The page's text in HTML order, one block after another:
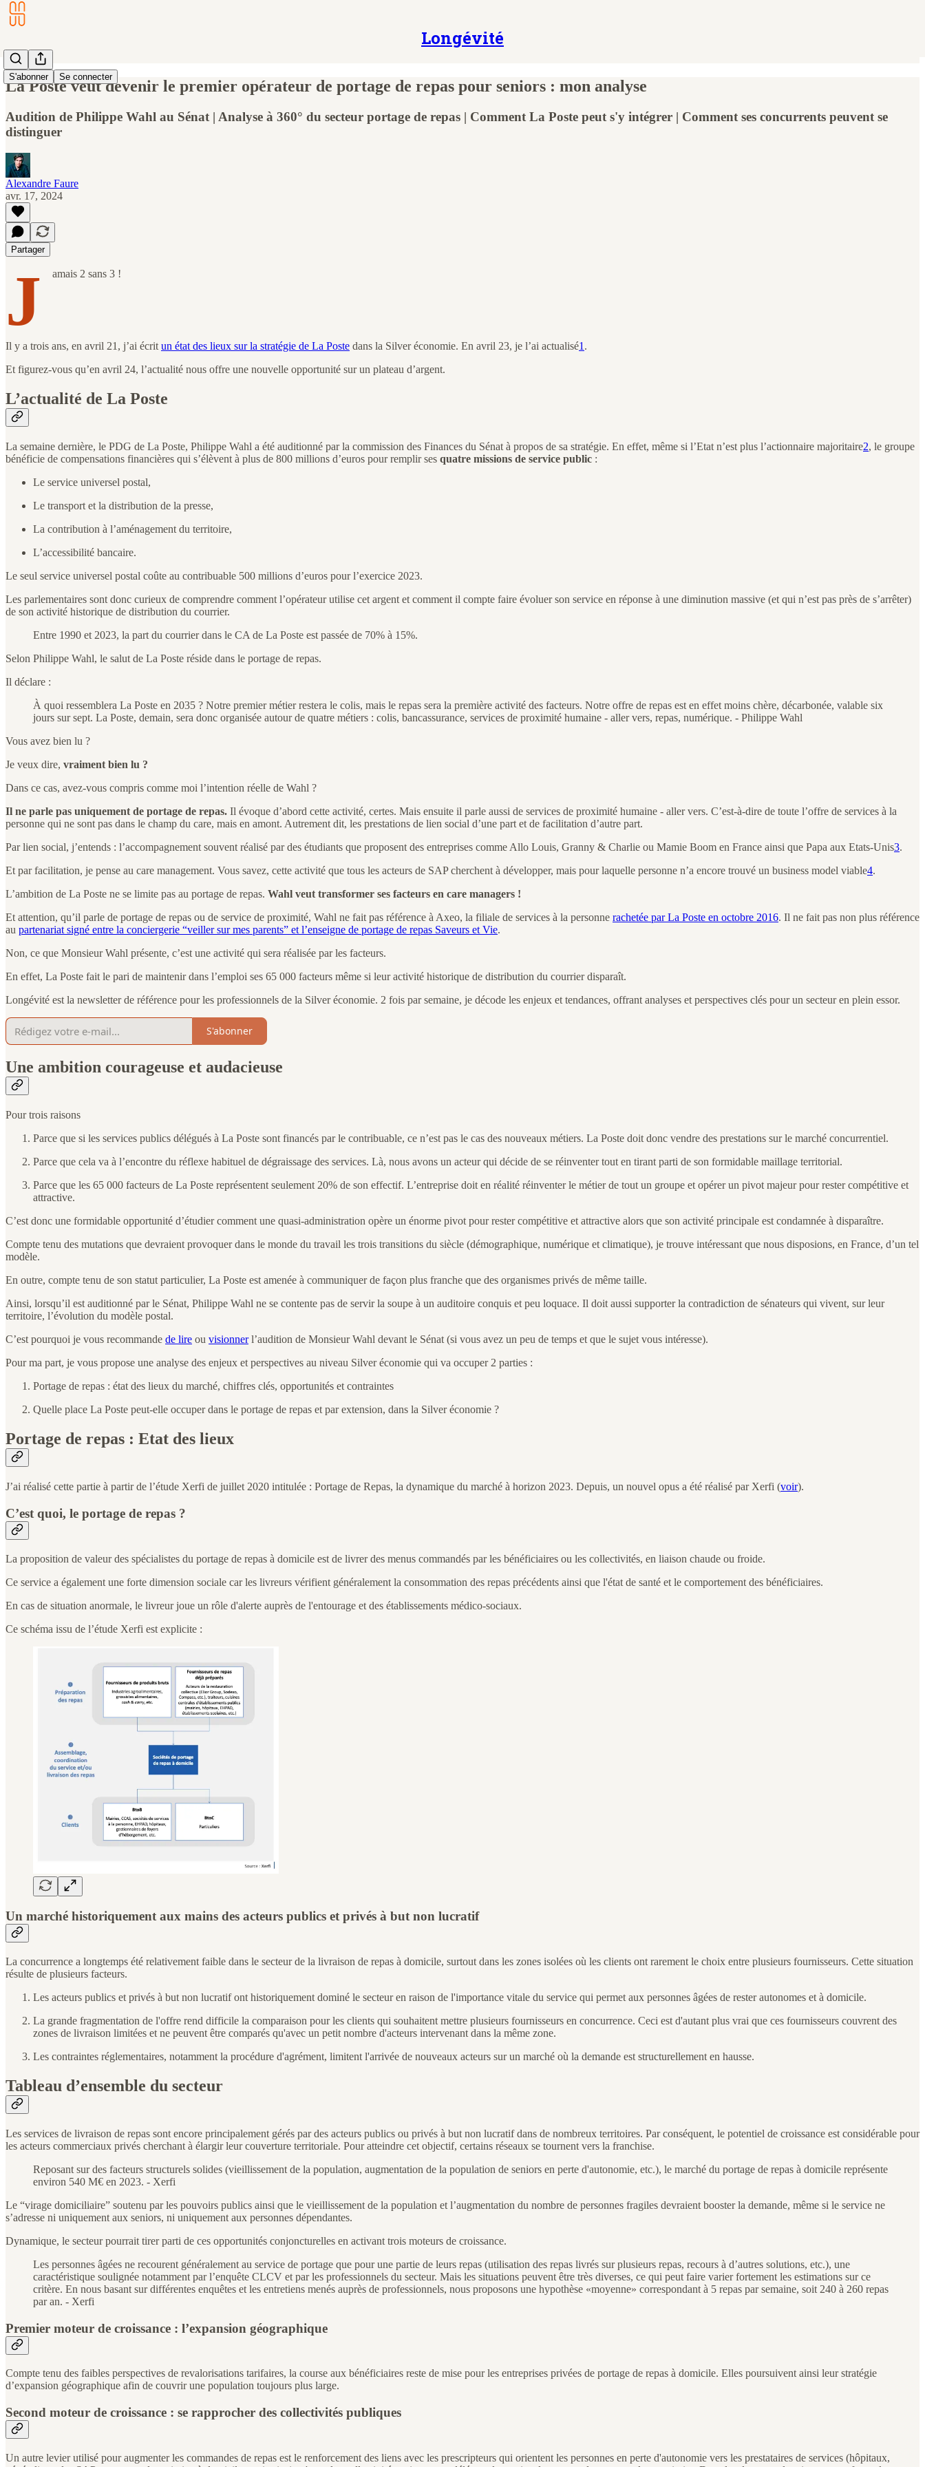
Longévité
S'abonner Se connecter
La Poste veut devenir le premier opérateur de portage de repas pour seniors : mon analyse
Audition de Philippe Wahl au Sénat | Analyse à 360° du secteur portage de repas | Comment La Poste peut s'y intégrer | Comment ses concurrents peuvent se
distinguer
Alexandre Faure
avr. 17, 2024
Partager
J amais 2 sans 3 !
Il y a trois ans, en avril 21, j’ai écrit un état des lieux sur la stratégie de La Poste dans la Silver économie. En avril 23, je l’ai actualisé1 .
Et figurez-vous qu’en avril 24, l’actualité nous offre une nouvelle opportunité sur un plateau d’argent.
L’actualité de La Poste
La semaine dernière, le PDG de La Poste, Philippe Wahl a été auditionné par la commission des Finances du Sénat à propos de sa stratégie. En effet, même si l’Etat n’est plus l’actionnaire majoritaire2, le groupe
bénéficie de compensations financières qui s’élèvent à plus de 800 millions d’euros pour remplir ses quatre missions de service public :
Le service universel postal,
Le transport et la distribution de la presse,
La contribution à l’aménagement du territoire,
L’accessibilité bancaire.
Le seul service universel postal coûte au contribuable 500 millions d’euros pour l’exercice 2023.
Les parlementaires sont donc curieux de comprendre comment l’opérateur utilise cet argent et comment il compte faire évoluer son service en réponse à une diminution massive (et qui n’est pas près de s’arrêter)
de son activité historique de distribution du courrier.
Entre 1990 et 2023, la part du courrier dans le CA de La Poste est passée de 70% à 15%.
Selon Philippe Wahl, le salut de La Poste réside dans le portage de repas.
Il déclare :
À quoi ressemblera La Poste en 2035 ? Notre premier métier restera le colis, mais le repas sera la première activité des facteurs. Notre offre de repas est en effet moins chère, décarbonée, valable six
jours sur sept. La Poste, demain, sera donc organisée autour de quatre métiers : colis, bancassurance, services de proximité humaine - aller vers, repas, numérique. - Philippe Wahl
Vous avez bien lu ?
Je veux dire, vraiment bien lu ?
Dans ce cas, avez-vous compris comme moi l’intention réelle de Wahl ?
Il ne parle pas uniquement de portage de repas. Il évoque d’abord cette activité, certes. Mais ensuite il parle aussi de services de proximité humaine - aller vers. C’est-à-dire de toute l’offre de services à la
personne qui ne sont pas dans le champ du care, mais en amont. Autrement dit, les prestations de lien social d’une part et de facilitation d’autre part.
Par lien social, j’entends : l’accompagnement souvent réalisé par des étudiants que proposent des entreprises comme Allo Louis, Granny & Charlie ou Mamie Boom en France ainsi que Papa aux Etats-Unis3.
Et par facilitation, je pense au care management. Vous savez, cette activité que tous les acteurs de SAP cherchent à développer, mais pour laquelle personne n’a encore trouvé un business model viable4.
L’ambition de La Poste ne se limite pas au portage de repas. Wahl veut transformer ses facteurs en care managers !
Et attention, qu’il parle de portage de repas ou de service de proximité, Wahl ne fait pas référence à Axeo, la filiale de services à la personne rachetée par La Poste en octobre 2016. Il ne fait pas non plus référence
au partenariat signé entre la conciergerie “veiller sur mes parents” et l’enseigne de portage de repas Saveurs et Vie.
Non, ce que Monsieur Wahl présente, c’est une activité qui sera réalisée par les facteurs.
En effet, La Poste fait le pari de maintenir dans l’emploi ses 65 000 facteurs même si leur activité historique de distribution du courrier disparaît.
Longévité est la newsletter de référence pour les professionnels de la Silver économie. 2 fois par semaine, je décode les enjeux et tendances, offrant analyses et perspectives clés pour un secteur en plein essor.
S'abonner
Une ambition courageuse et audacieuse
Pour trois raisons
Parce que si les services publics délégués à La Poste sont financés par le contribuable, ce n’est pas le cas des nouveaux métiers. La Poste doit donc vendre des prestations sur le marché concurrentiel.
Parce que cela va à l’encontre du réflexe habituel de dégraissage des services. Là, nous avons un acteur qui décide de se réinventer tout en tirant parti de son formidable maillage territorial.
Parce que les 65 000 facteurs de La Poste représentent seulement 20% de son effectif. L’entreprise doit en réalité réinventer le métier de tout un groupe et opérer un pivot majeur pour rester compétitive et
attractive.
C’est donc une formidable opportunité d’étudier comment une quasi-administration opère un énorme pivot pour rester compétitive et attractive alors que son activité principale est condamnée à disparaître.
Compte tenu des mutations que devraient provoquer dans le monde du travail les trois transitions du siècle (démographique, numérique et climatique), je trouve intéressant que nous disposions, en France, d’un tel
modèle.
En outre, compte tenu de son statut particulier, La Poste est amenée à communiquer de façon plus franche que des organismes privés de même taille.
Ainsi, lorsqu’il est auditionné par le Sénat, Philippe Wahl ne se contente pas de servir la soupe à un auditoire conquis et peu loquace. Il doit aussi supporter la contradiction de sénateurs qui vivent, sur leur
territoire, l’évolution du modèle postal.
C’est pourquoi je vous recommande de lire ou visionnerl’audition de Monsieur Wahl devant le Sénat (si vous avez un peu de temps et que le sujet vous intéresse).
Pour ma part, je vous propose une analyse des enjeux et perspectives au niveau Silver économie qui va occuper 2 parties :
Portage de repas : état des lieux du marché, chiffres clés, opportunités et contraintes
Quelle place La Poste peut-elle occuper dans le portage de repas et par extension, dans la Silver économie ?
Portage de repas : Etat des lieux
J’ai réalisé cette partie à partir de l’étude Xerfi de juillet 2020 intitulée : Portage de Repas, la dynamique du marché à horizon 2023. Depuis, un nouvel opus a été réalisé par Xerfi (voir).
C’est quoi, le portage de repas ?
La proposition de valeur des spécialistes du portage de repas à domicile est de livrer des menus commandés par les bénéficiaires ou les collectivités, en liaison chaude ou froide.
Ce service a également une forte dimension sociale car les livreurs vérifient généralement la consommation des repas précédents ainsi que l'état de santé et le comportement des bénéficiaires.
En cas de situation anormale, le livreur joue un rôle d'alerte auprès de l'entourage et des établissements médico-sociaux.
Ce schéma issu de l’étude Xerfi est explicite :
Un marché historiquement aux mains des acteurs publics et privés à but non lucratif
La concurrence a longtemps été relativement faible dans le secteur de la livraison de repas à domicile, surtout dans les zones isolées où les clients ont rarement le choix entre plusieurs fournisseurs. Cette situation
résulte de plusieurs facteurs.
Les acteurs publics et privés à but non lucratif ont historiquement dominé le secteur en raison de l'importance vitale du service qui permet aux personnes âgées de rester autonomes et à domicile.
La grande fragmentation de l'offre rend difficile la comparaison pour les clients qui souhaitent mettre plusieurs fournisseurs en concurrence. Ceci est d'autant plus vrai que ces fournisseurs couvrent des
zones de livraison limitées et ne peuvent être comparés qu'avec un petit nombre d'acteurs intervenant dans la même zone.
Les contraintes réglementaires, notamment la procédure d'agrément, limitent l'arrivée de nouveaux acteurs sur un marché où la demande est structurellement en hausse.
Tableau d’ensemble du secteur
Les services de livraison de repas sont encore principalement gérés par des acteurs publics ou privés à but non lucratif dans de nombreux territoires. Par conséquent, le potentiel de croissance est considérable pour
les acteurs commerciaux privés cherchant à élargir leur couverture territoriale. Pour atteindre cet objectif, certains réseaux se tournent vers la franchise.
Reposant sur des facteurs structurels solides (vieillissement de la population, augmentation de la population de seniors en perte d'autonomie, etc.), le marché du portage de repas à domicile représente
environ 540 M€ en 2023. - Xerfi
Le “virage domiciliaire” soutenu par les pouvoirs publics ainsi que le vieillissement de la population et l’augmentation du nombre de personnes fragiles devraient booster la demande, même si le service ne
s’adresse ni uniquement aux seniors, ni uniquement aux personnes dépendantes.
Dynamique, le secteur pourrait tirer parti de ces opportunités conjoncturelles en activant trois moteurs de croissance.
Les personnes âgées ne recourent généralement au service de portage que pour une partie de leurs repas (utilisation des repas livrés sur plusieurs repas, recours à d’autres solutions, etc.), une
caractéristique soulignée notamment par l’enquête CLCV et par les professionnels du secteur. Mais les situations peuvent être très diverses, ce qui peut faire varier fortement les estimations sur ce
critère. En nous basant sur différentes enquêtes et les entretiens menés auprès de professionnels, nous proposons une hypothèse «moyenne» correspondant à 5 repas par semaine, soit 240 à 260 repas
par an. - Xerfi
Premier moteur de croissance : l’expansion géographique
Compte tenu des faibles perspectives de revalorisations tarifaires, la course aux bénéficiaires reste de mise pour les entreprises privées de portage de repas à domicile. Elles poursuivent ainsi leur stratégie
d’expansion géographique afin de couvrir une population toujours plus large.
Second moteur de croissance : se rapprocher des collectivités publiques
Un autre levier utilisé pour augmenter les commandes de repas est le renforcement des liens avec les prescripteurs qui orientent les personnes en perte d'autonomie vers les prestataires de services (hôpitaux,